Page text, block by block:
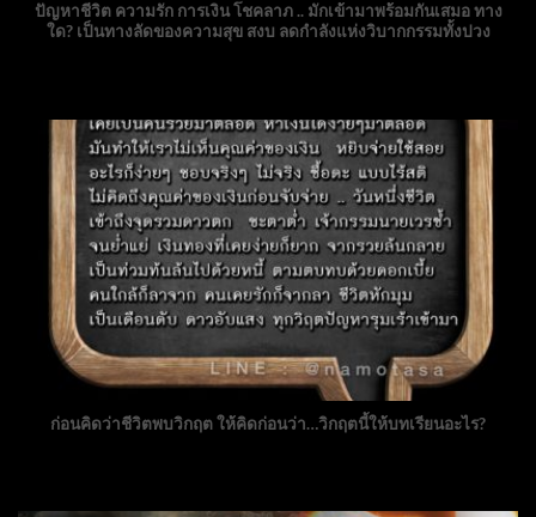
ปัญหาชีวิต ความรัก การเงิน โชคลาภ .. มักเข้ามาพร้อมกันเสมอ ทาง
ใด? เป็นทางลัดของความสุข สงบ ลดกำลังแห่งวิบากกรรมทั้งปวง
ก่อนคิดว่าชีวิตพบวิกฤต ให้คิดก่อนว่า…วิกฤตนี้ให้บทเรียนอะไร?